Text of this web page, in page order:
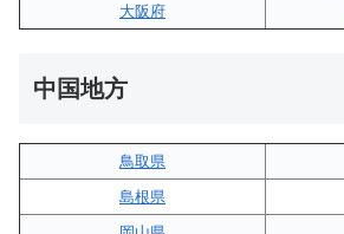
大阪府
中国地方
鳥取県
島根県